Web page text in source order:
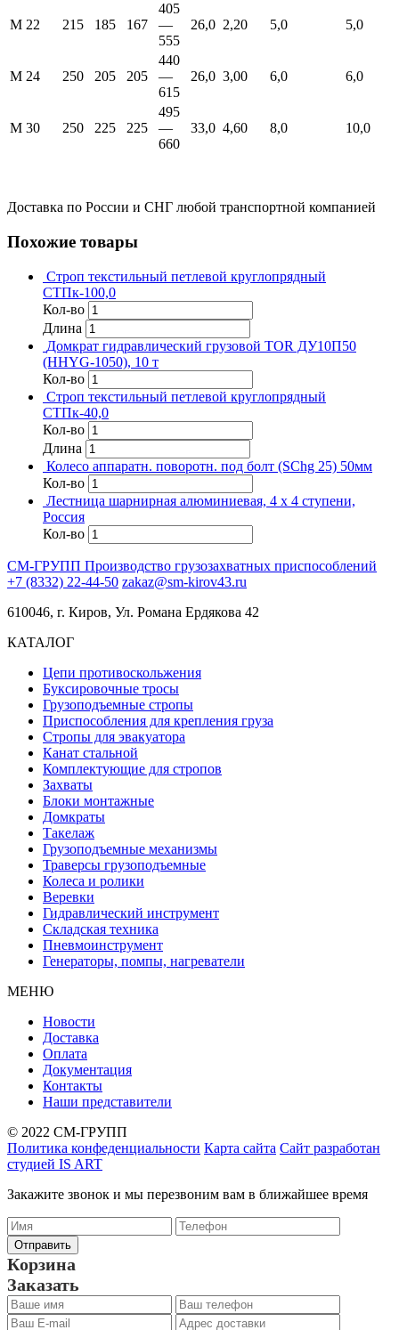
М 22 215 185 167
405
—
555
26,0 2,20 5,0 5,0
М 24 250 205 205
440
—
615
26,0 3,00 6,0 6,0
М 30 250 225 225
495
—
660
33,0 4,60 8,0 10,0
Доставка по России и СНГ любой транспортной компанией
Похожие товары
Строп текстильный петлевой круглопрядный
СТПк-100,0
Кол-во
Длина
Домкрат гидравлический грузовой TOR ДУ10П50
(HHYG-1050), 10 т
Кол-во
Строп текстильный петлевой круглопрядный
СТПк-40,0
Кол-во
Длина
Колесо аппаратн. поворотн. под болт (SChg 25) 50мм
Кол-во
Лестница шарнирная алюминиевая, 4 х 4 ступени,
Россия
Кол-во
СМ-ГРУПП Производство грузозахватных приспособлений
+7 (8332) 22-44-50 zakaz@sm-kirov43.ru
610046, г. Киров, Ул. Романа Ердякова 42
КАТАЛОГ
Цепи противоскольжения
Буксировочные тросы
Грузоподъемные стропы
Приспособления для крепления груза
Стропы для эвакуатора
Канат стальной
Комплектующие для стропов
Захваты
Блоки монтажные
Домкраты
Такелаж
Грузоподъемные механизмы
Траверсы грузоподъемные
Колеса и ролики
Веревки
Гидравлический инструмент
Складская техника
Пневмоинструмент
Генераторы, помпы, нагреватели
МЕНЮ
Новости
Доставка
Оплата
Документация
Контакты
Наши представители
© 2022 СМ-ГРУПП
Политика конфеденциальности Карта сайта Сайт разработан
студией IS ART
Закажите звонок и мы перезвоним вам в ближайшее время
Корзина
Заказать